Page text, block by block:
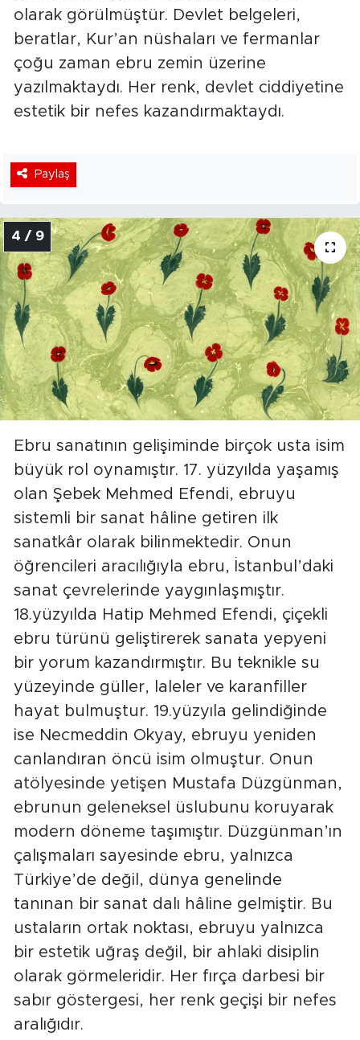
olarak görülmüştür. Devlet belgeleri,
beratlar, Kur’an nüshaları ve fermanlar
çoğu zaman ebru zemin üzerine
yazılmaktaydı. Her renk, devlet ciddiyetine
estetik bir nefes kazandırmaktaydı.
Paylaş
4 / 9
Ebru sanatının gelişiminde birçok usta isim
büyük rol oynamıştır. 17. yüzyılda yaşamış
olan Şebek Mehmed Efendi, ebruyu
sistemli bir sanat hâline getiren ilk
sanatkâr olarak bilinmektedir. Onun
öğrencileri aracılığıyla ebru, İstanbul’daki
sanat çevrelerinde yaygınlaşmıştır.
18.yüzyılda Hatip Mehmed Efendi, çiçekli
ebru türünü geliştirerek sanata yepyeni
bir yorum kazandırmıştır. Bu teknikle su
yüzeyinde güller, laleler ve karanfiller
hayat bulmuştur. 19.yüzyıla gelindiğinde
ise Necmeddin Okyay, ebruyu yeniden
canlandıran öncü isim olmuştur. Onun
atölyesinde yetişen Mustafa Düzgünman,
ebrunun geleneksel üslubunu koruyarak
modern döneme taşımıştır. Düzgünman’ın
çalışmaları sayesinde ebru, yalnızca
Türkiye’de değil, dünya genelinde
tanınan bir sanat dalı hâline gelmiştir. Bu
ustaların ortak noktası, ebruyu yalnızca
bir estetik uğraş değil, bir ahlaki disiplin
olarak görmeleridir. Her fırça darbesi bir
sabır göstergesi, her renk geçişi bir nefes
aralığıdır.